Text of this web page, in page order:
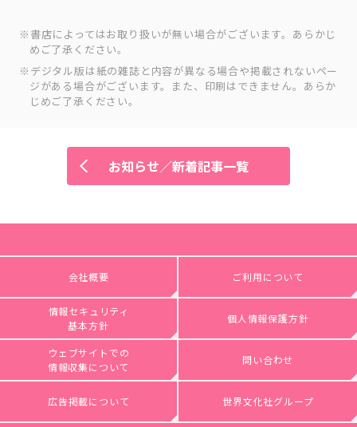
書店によってはお取り扱いが無い場合がございます。あらかじ
めご了承ください。
デジタル版は紙の雑誌と内容が異なる場合や掲載されないペー
ジがある場合がございます。また、印刷はできません。あらか
じめご了承ください。
お知らせ／新着記事一覧
会社概要 ご利用について
情報セキュリティ
基本方針
個人情報保護方針
ウェブサイトでの
情報収集について
問い合わせ
広告掲載について 世界文化社グループ